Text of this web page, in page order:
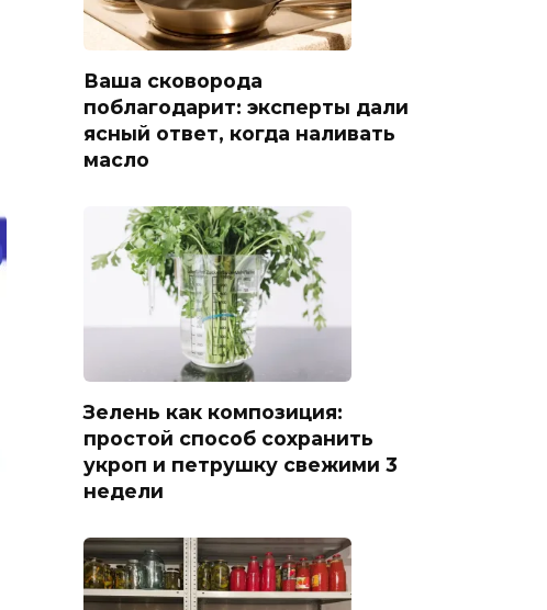
Ваша сковорода
поблагодарит: эксперты дали
ясный ответ, когда наливать
масло
Зелень как композиция:
простой способ сохранить
укроп и петрушку свежими 3
недели